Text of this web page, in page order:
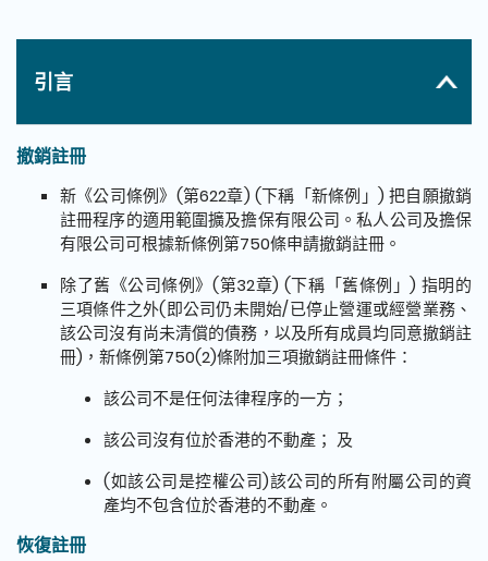
引言
撤銷註冊
新《公司條例》(第622章) (下稱「新條例」) 把自願撤銷
註冊程序的適用範圍擴及擔保有限公司。私人公司及擔保
有限公司可根據新條例第750條申請撤銷註冊。
除了舊《公司條例》(第32章) (下稱「舊條例」) 指明的
三項條件之外(即公司仍未開始/已停止營運或經營業務、
該公司沒有尚未清償的債務，以及所有成員均同意撤銷註
冊)，新條例第750(2)條附加三項撤銷註冊條件：
該公司不是任何法律程序的一方；
該公司沒有位於香港的不動產； 及
(如該公司是控權公司)該公司的所有附屬公司的資
產均不包含位於香港的不動產。
恢復註冊